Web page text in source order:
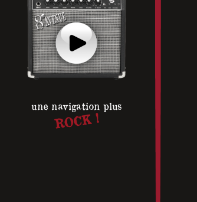
une navigation plus
ROCK !